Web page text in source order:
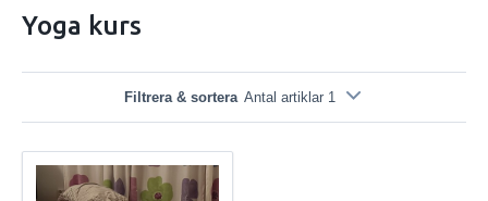
Yoga kurs
Filtrera & sortera Antal artiklar 1